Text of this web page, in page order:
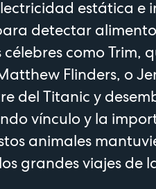
estática e
detectar
como Trim,
Flinders, o
del Titanic y
vínculo y la
animales
grandes viajes de